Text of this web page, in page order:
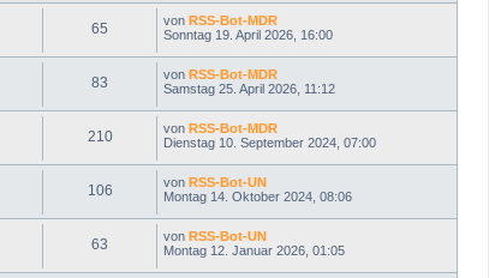
65 von RSS-Bot-MDR
Sonntag 19. April 2026, 16:00
83 von RSS-Bot-MDR
Samstag 25. April 2026, 11:12
210 von RSS-Bot-MDR
Dienstag 10. September 2024, 07:00
106 von RSS-Bot-UN
Montag 14. Oktober 2024, 08:06
63 von RSS-Bot-UN
Montag 12. Januar 2026, 01:05